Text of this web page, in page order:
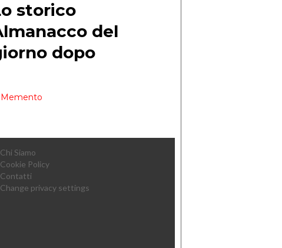
Chi Siamo
Cookie Policy
Contatti
Change privacy settings